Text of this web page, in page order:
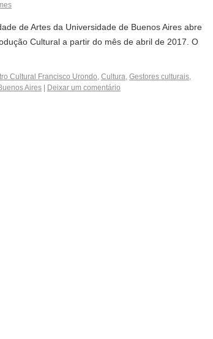
de Artes da Universidade de Buenos Aires abre
Cultural a partir do mês de abril de 2017. O
Cultural Francisco Urondo, Cultura, Gestores culturais,
Aires Deixar um comentário